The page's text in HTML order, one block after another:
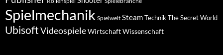
Spielmechanik Spielwelt Steam Technik The Secret World
UbisoftVideospieleWirtschaftWissenschaft